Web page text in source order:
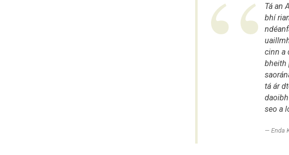
Tá an
bhí
cinn a
bheith
tá ár
seo a
Enda